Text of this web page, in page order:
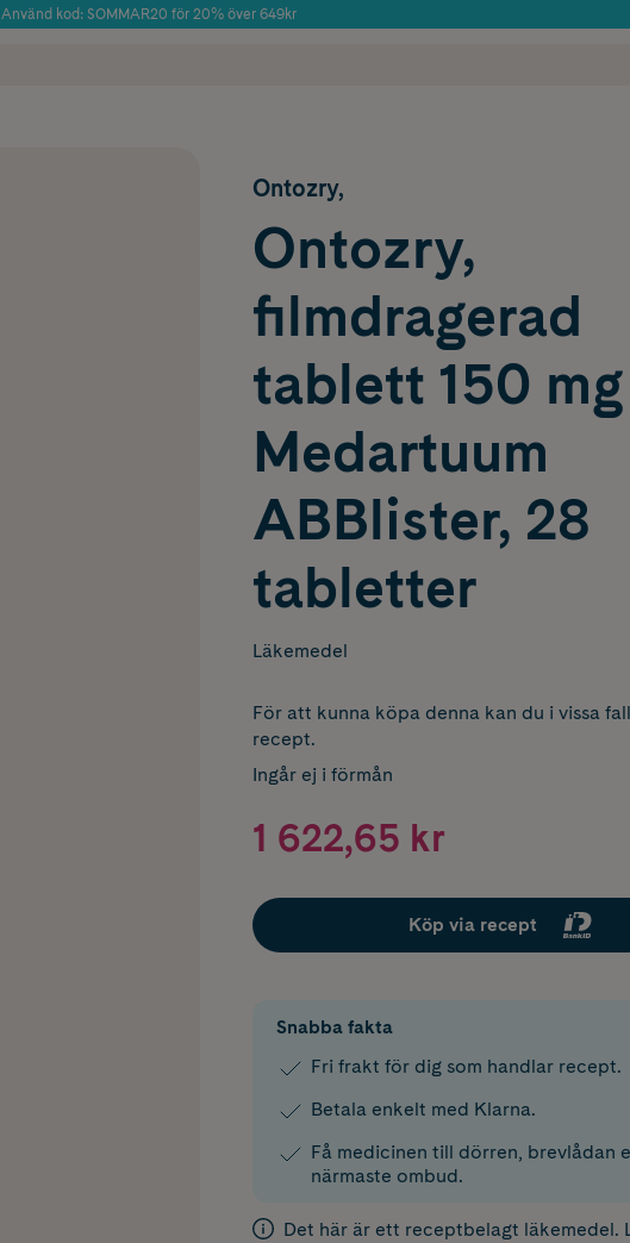
Använd kod: SOMMAR20 för 20% över 649kr
Ontozry,
Ontozry,
filmdragerad
tablett 150 mg
Medartuum
ABBlister, 28
tabletter
Läkemedel
För att kunna köpa denna kan du i vissa
recept.
Ingår ej i förmån
1 622,65 kr
Köp via recept
Snabba fakta
Fri frakt för dig som handlar recept.
Betala enkelt med Klarna.
Få medicinen till dörren, brevlådan
närmaste ombud.
Det här är ett receptbelagt läkemedel.